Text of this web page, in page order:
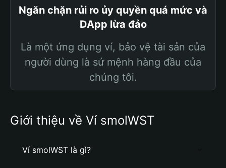
Ngăn chặn rủi ro ủy quyền quá mức và
DApp lừa đảo
Là một ứng dụng ví, bảo vệ tài sản của
người dùng là sứ mệnh hàng đầu của
chúng tôi.
Giới thiệu về Ví smolWST
Ví smolWST là gì?